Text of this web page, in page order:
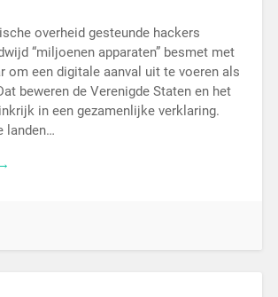
overheid gesteunde hackers
“miljoenen apparaten” besmet met
om een digitale aanval uit te voeren als
beweren de Verenigde Staten en het
in een gezamenlijke verklaring.
landen…